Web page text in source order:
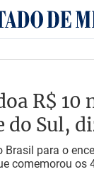
R$ 10
do Sul,
Brasil para o
comemorou os